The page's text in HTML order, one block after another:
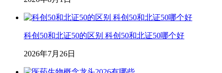
科创50和北证50的区别 科创50和北证50哪个好
2026年7月26日